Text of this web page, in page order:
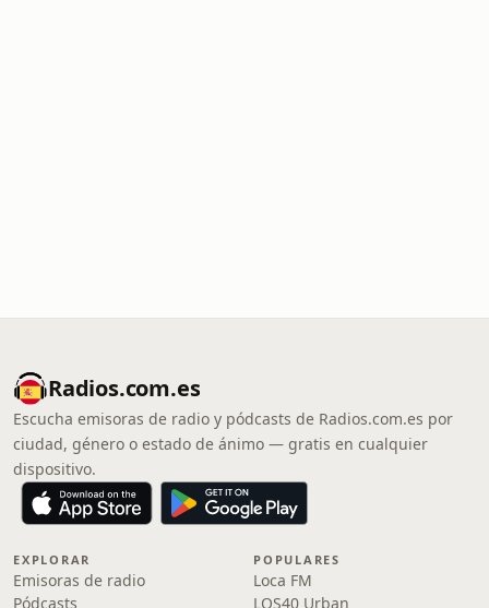
Radios.com.es
Escucha emisoras de radio y pódcasts de Radios.com.es por
ciudad, género o estado de ánimo — gratis en cualquier
dispositivo.
EXPLORAR
Emisoras de radio
Pódcasts
POPULARES
Loca FM
LOS40 Urban